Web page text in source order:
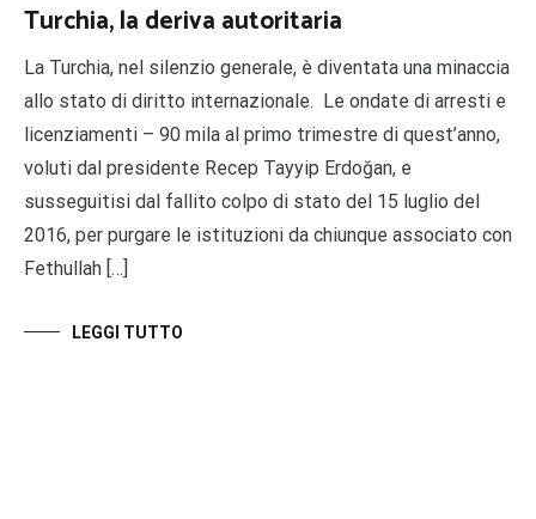
Turchia, la deriva autoritaria
La Turchia, nel silenzio generale, è diventata una minaccia
allo stato di diritto internazionale. Le ondate di arresti e
licenziamenti – 90 mila al primo trimestre di quest’anno,
voluti dal presidente Recep Tayyip Erdoğan, e
susseguitisi dal fallito colpo di stato del 15 luglio del
2016, per purgare le istituzioni da chiunque associato con
Fethullah […]
LEGGI TUTTO